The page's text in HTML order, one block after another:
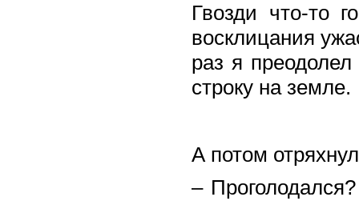
Гвозди что-то
восклицания
раз я
строку на земле.
А потом
–